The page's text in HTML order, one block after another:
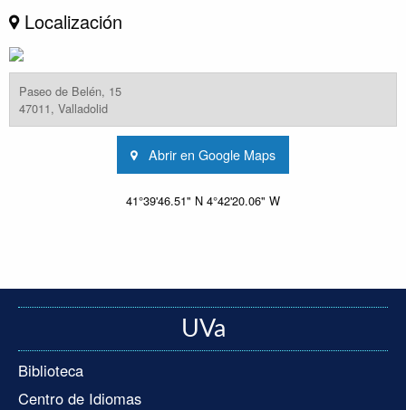
Localización
Paseo de Belén, 15
47011, Valladolid
Abrir en Google Maps
41°39'46.51" N 4°42'20.06" W
UVa
Biblioteca
Centro de Idiomas